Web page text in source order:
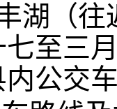
湖（往
至三
公交